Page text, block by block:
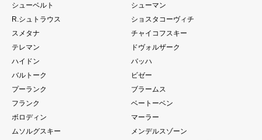
シューベルト
シューマン
R.シュトラウス
ショスタコーヴィチ
スメタナ
チャイコフスキー
テレマン
ドヴォルザーク
ハイドン
バッハ
バルトーク
ビゼー
プーランク
ブラームス
フランク
ベートーベン
ボロディン
マーラー
ムソルグスキー
メンデルスゾーン